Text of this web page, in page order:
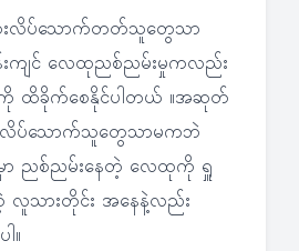
းလိပ်သောက်တတ်သူတွေသာ
ကျင် လေထုညစ်ညမ်းမှုကလည်း
ကို ထိခိုက်စေနိုင်ပါတယ် ။အဆုတ်
းလိပ်သောက်သူတွေသာမကဘဲ
မှာ ညစ်ညမ်းနေတဲ့ လေထုကို ရှူ
သားတိုင်း အနေနဲ့လည်း
။